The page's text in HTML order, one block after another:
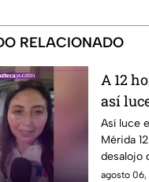
RELACIONADO
A 12
así
Mérida
Así luce
Mérida
desalojo
el cual
agosto